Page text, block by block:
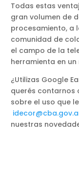
Todas estas
gran volumen de
procesamiento, a
comunidad de
el campo de la
herramienta en
¿Utilizas Google
querés contarnos
sobre el uso que
nuestras